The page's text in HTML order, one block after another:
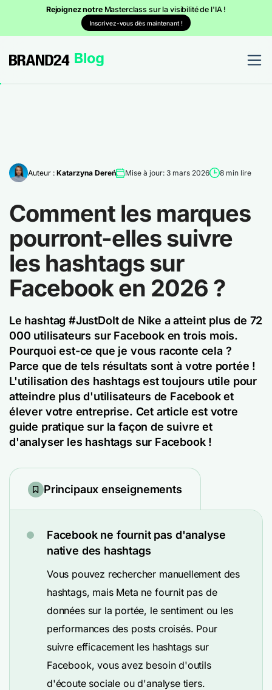
Rejoignez notre Masterclass sur la visibilité de l'IA !
Inscrivez-vous dès maintenant !
Auteur : Katarzyna Dereń Mise à jour: 3 mars 2026 8 min lire
Comment les marques
pourront-elles suivre
les hashtags sur
Facebook en 2026 ?
Le hashtag #JustDoIt de Nike a atteint plus de 72
000 utilisateurs sur Facebook en trois mois.
Pourquoi est-ce que je vous raconte cela ?
Parce que de tels résultats sont à votre portée !
L'utilisation des hashtags est toujours utile pour
atteindre plus d'utilisateurs de Facebook et
élever votre entreprise. Cet article est votre
guide pratique sur la façon de suivre et
d'analyser les hashtags sur Facebook !
Principaux enseignements
Facebook ne fournit pas d'analyse
native des hashtags
Vous pouvez rechercher manuellement des
hashtags, mais Meta ne fournit pas de
données sur la portée, le sentiment ou les
performances des posts croisés. Pour
suivre efficacement les hashtags sur
Facebook, vous avez besoin d'outils
d'écoute sociale ou d'analyse tiers.